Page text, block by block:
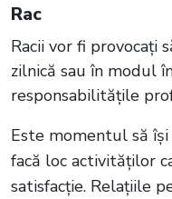
Rac
Racii vor fi provocați
zilnică sau în modul
responsabilitățile
Este momentul să
facă loc activităților
satisfacție. Relațiile